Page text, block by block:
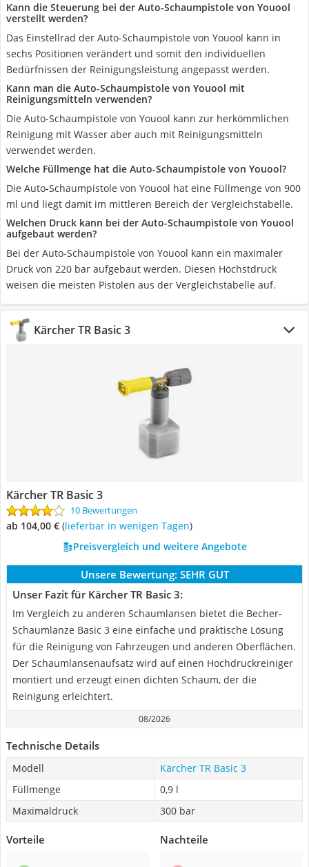
Kann die Steuerung bei der Auto-Schaumpistole von Youool
verstellt werden?
Das Einstellrad der Auto-Schaumpistole von Youool kann in
sechs Positionen verändert und somit den individuellen
Bedürfnissen der Reinigungsleistung angepasst werden.
Kann man die Auto-Schaumpistole von Youool mit
Reinigungsmitteln verwenden?
Die Auto-Schaumpistole von Youool kann zur herkömmlichen
Reinigung mit Wasser aber auch mit Reinigungsmitteln
verwendet werden.
Welche Füllmenge hat die Auto-Schaumpistole von Youool?
Die Auto-Schaumpistole von Youool hat eine Füllmenge von 900
ml und liegt damit im mittleren Bereich der Vergleichstabelle.
Welchen Druck kann bei der Auto-Schaumpistole von Youool
aufgebaut werden?
Bei der Auto-Schaumpistole von Youool kann ein maximaler
Druck von 220 bar aufgebaut werden. Diesen Höchstdruck
weisen die meisten Pistolen aus der Vergleichstabelle auf.
Kärcher TR Basic 3
Kärcher TR Basic 3
10 Bewertungen
ab 104,00 € ( Lieferbar in wenigen Tagen)
Preisvergleich und weitere Angebote
Unsere Bewertung: SEHR GUT
Unser Fazit für Kärcher TR Basic 3:
Im Vergleich zu anderen Schaumlansen bietet die Becher-
Schaumlanze Basic 3 eine einfache und praktische Lösung
für die Reinigung von Fahrzeugen und anderen Oberflächen.
Der Schaumlansenaufsatz wird auf einen Hochdruckreiniger
montiert und erzeugt einen dichten Schaum, der die
Reinigung erleichtert.
08/2026
Technische Details
Modell
Kärcher TR Basic 3
Füllmenge
0,9 l
Maximaldruck
300 bar
Vorteile Nachteile